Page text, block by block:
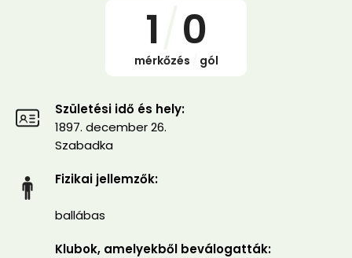
1 0
mérkőzés gól
Születési idő és hely:
1897. december 26.
Szabadka
Fizikai jellemzők:
ballábas
Klubok, amelyekből beválogatták: